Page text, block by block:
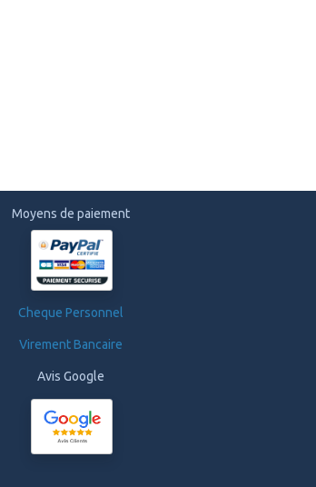
Moyens de paiement
Cheque Personnel
Virement Bancaire
Avis Google